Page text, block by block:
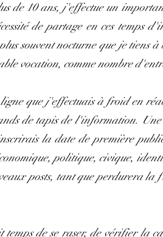
de 10 ans, j'effectue un
de partage en ces temps
souvent nocturne que je tiens
vocation, comme nombre
ligne que j'effectuais à froid en
de tapis de l'information.
la date de première
politique, civique,
posts, tant que perdurera la
de se raser, de vérifier la